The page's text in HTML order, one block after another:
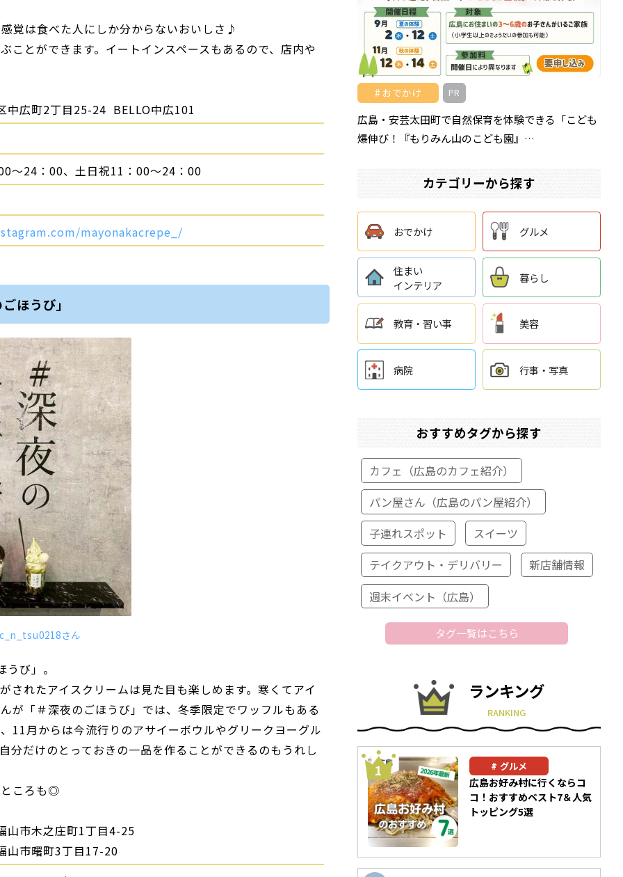
覚は食べた人にしか分からないおいしさ♪
ことができます。イートインスペースもあるので、店内や
中広町2丁目25-24 BELLO中広101
～24：00、土日祝11：00～24：00
mayonakacrepe_/
ほうび」
さん
び」。
されたアイスクリームは見た目も楽しめます。寒くてアイ
が「＃深夜のごほうび」では、冬季限定でワッフルもある
11月からは今流行りのアサイーボウルやグリークヨーグル
分だけのとっておきの一品を作ることができるのもうれし
ところも◎
山市木之庄町1丁目4-25
山市曙町3丁目17-20
おでかけ PR
広島・安芸太田町で自然保育を体験できる「こども
爆伸び！『もりみん山のこども園』…
カテゴリーから探す
おでかけ グルメ
住まい
インテリア
暮らし
教育・習い事 美容
病院 行事・写真
おすすめタグから探す
カフェ（広島のカフェ紹介）
パン屋さん（広島のパン屋紹介）
子連れスポット
スイーツ
テイクアウト・デリバリー
新店舗情報
週末イベント（広島）
タグ一覧はこちら
ランキング
RANKING
グルメ
広島お好み村に行くならコ
コ！おすすめベスト7＆人気
トッピング5選